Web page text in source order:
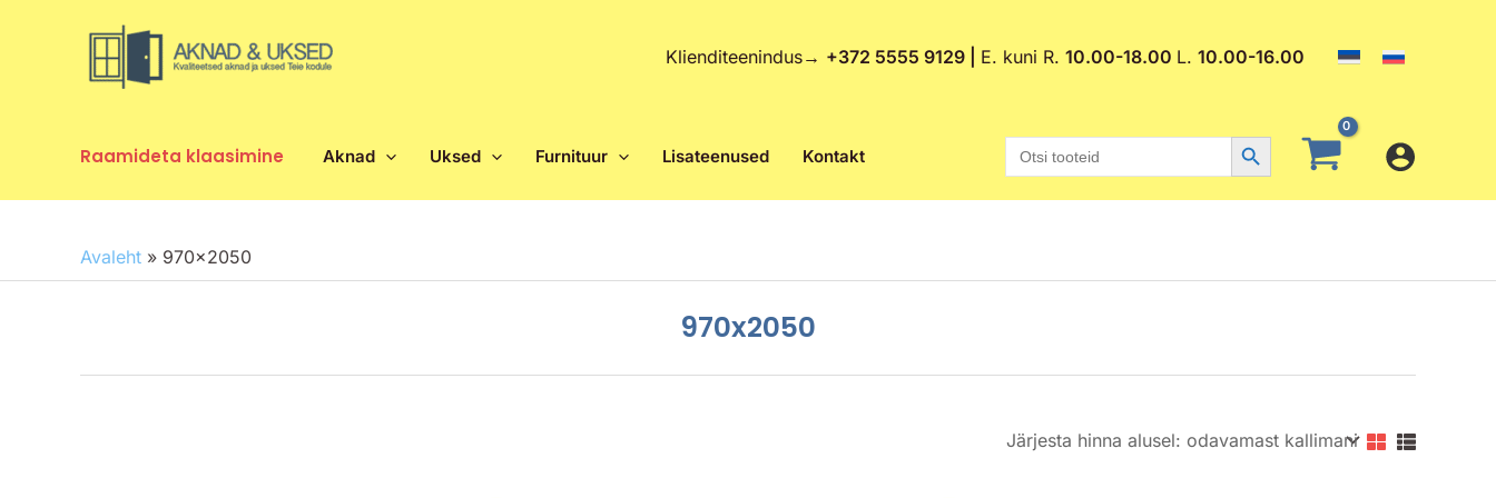
Klienditeenindus→ +372 5555 9129 | E. kuni R. 10.00-18.00 L. 10.00-16.00
Raamideta klaasimine Aknad Uksed Furnituur Lisateenused Kontakt
Search
for:
Search Button
Avaleht » 970x2050
970x2050